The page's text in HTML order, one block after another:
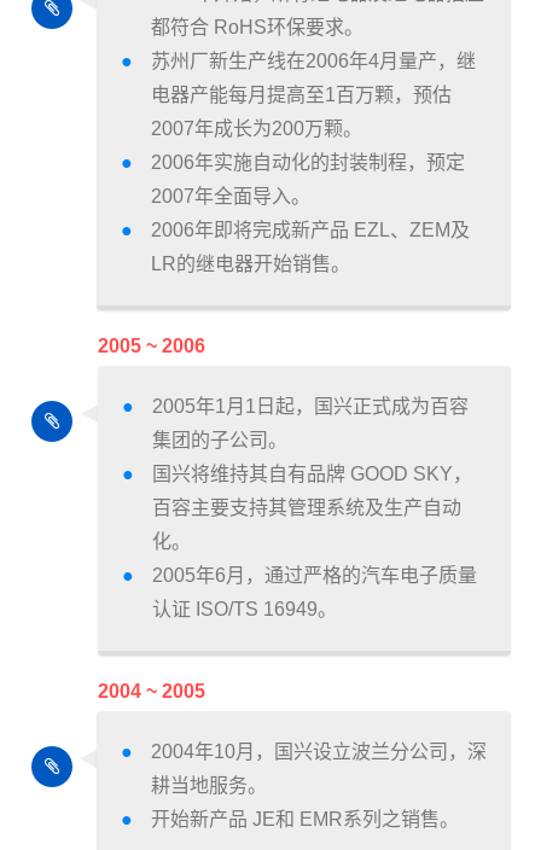
都符合 RoHS环保要求。
苏州厂新生产线在2006年4月量产，继
电器产能每月提高至1百万颗，预估
2007年成长为200万颗。
2006年实施自动化的封装制程，预定
2007年全面导入。
2006年即将完成新产品 EZL、ZEM及
LR的继电器开始销售。
2005 ~ 2006
2005年1月1日起，国兴正式成为百容
集团的子公司。
国兴将维持其自有品牌 GOOD SKY，
百容主要支持其管理系统及生产自动
化。
2005年6月，通过严格的汽车电子质量
认证 ISO/TS 16949。
2004 ~ 2005
2004年10月，国兴设立波兰分公司，深
耕当地服务。
开始新产品 JE和 EMR系列之销售。